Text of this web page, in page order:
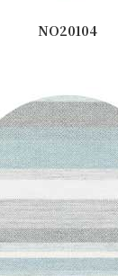
NO20104